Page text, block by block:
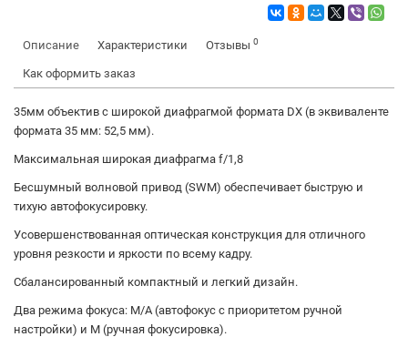
Описание Характеристики Отзывы 0
Как оформить заказ
35мм объектив с широкой диафрагмой формата DX (в эквиваленте
формата 35 мм: 52,5 мм).
Максимальная широкая диафрагма f/1,8
Бесшумный волновой привод (SWM) обеспечивает быструю и
тихую автофокусировку.
Усовершенствованная оптическая конструкция для отличного
уровня резкости и яркости по всему кадру.
Сбалансированный компактный и легкий дизайн.
Два режима фокуса: M/A (автофокус с приоритетом ручной
настройки) и M (ручная фокусировка).